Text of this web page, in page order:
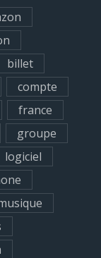
billet
compte
france
groupe
logiciel